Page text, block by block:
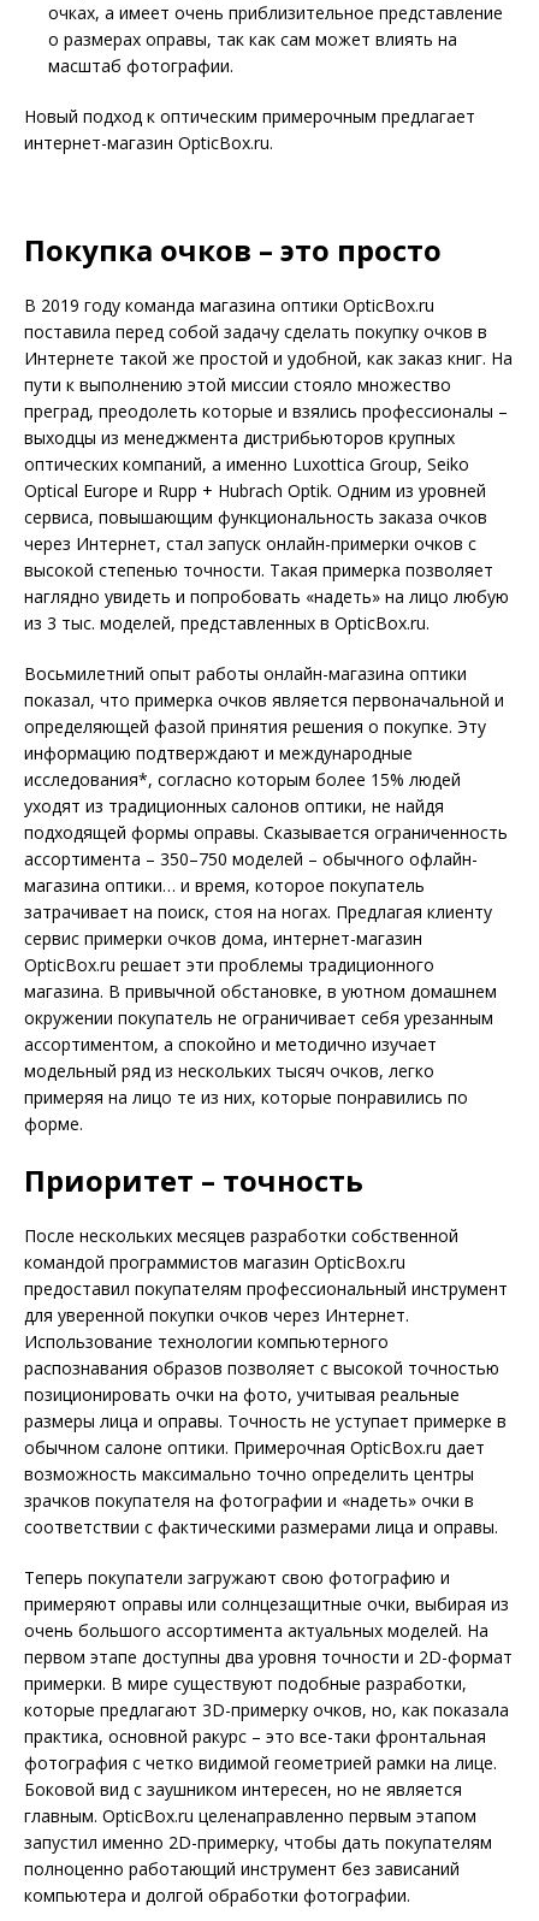
очках, а имеет очень приблизительное представление
о размерах оправы, так как сам может влиять на
масштаб фотографии.
Новый подход к оптическим примерочным предлагает
интернет-магазин OpticBox.ru.
Покупка очков – это просто
В 2019 году команда магазина оптики OpticBox.ru
поставила перед собой задачу сделать покупку очков в
Интернете такой же простой и удобной, как заказ книг. На
пути к выполнению этой миссии стояло множество
преград, преодолеть которые и взялись профессионалы –
выходцы из менеджмента дистрибьюторов крупных
оптических компаний, а именно Luxottica Group, Seiko
Optical Europe и Rupp + Hubrach Optik. Одним из уровней
сервиса, повышающим функциональность заказа очков
через Интернет, стал запуск онлайн-примерки очков с
высокой степенью точности. Такая примерка позволяет
наглядно увидеть и попробовать «надеть» на лицо любую
из 3 тыс. моделей, представленных в OpticBox.ru.
Восьмилетний опыт работы онлайн-магазина оптики
показал, что примерка очков является первоначальной и
определяющей фазой принятия решения о покупке. Эту
информацию подтверждают и международные
исследования*, согласно которым более 15% людей
уходят из традиционных салонов оптики, не найдя
подходящей формы оправы. Сказывается ограниченность
ассортимента – 350–750 моделей – обычного офлайн-
магазина оптики… и время, которое покупатель
затрачивает на поиск, стоя на ногах. Предлагая клиенту
сервис примерки очков дома, интернет-магазин
OpticBox.ru решает эти проблемы традиционного
магазина. В привычной обстановке, в уютном домашнем
окружении покупатель не ограничивает себя урезанным
ассортиментом, а спокойно и методично изучает
модельный ряд из нескольких тысяч очков, легко
примеряя на лицо те из них, которые понравились по
форме.
Приоритет – точность
После нескольких месяцев разработки собственной
командой программистов магазин OpticBox.ru
предоставил покупателям профессиональный инструмент
для уверенной покупки очков через Интернет.
Использование технологии компьютерного
распознавания образов позволяет с высокой точностью
позиционировать очки на фото, учитывая реальные
размеры лица и оправы. Точность не уступает примерке в
обычном салоне оптики. Примерочная OpticBox.ru дает
возможность максимально точно определить центры
зрачков покупателя на фотографии и «надеть» очки в
соответствии с фактическими размерами лица и оправы.
Теперь покупатели загружают свою фотографию и
примеряют оправы или солнцезащитные очки, выбирая из
очень большого ассортимента актуальных моделей. На
первом этапе доступны два уровня точности и 2D-формат
примерки. В мире существуют подобные разработки,
которые предлагают 3D-примерку очков, но, как показала
практика, основной ракурс – это все-таки фронтальная
фотография с четко видимой геометрией рамки на лице.
Боковой вид с заушником интересен, но не является
главным. OpticBox.ru целенаправленно первым этапом
запустил именно 2D-примерку, чтобы дать покупателям
полноценно работающий инструмент без зависаний
компьютера и долгой обработки фотографии.